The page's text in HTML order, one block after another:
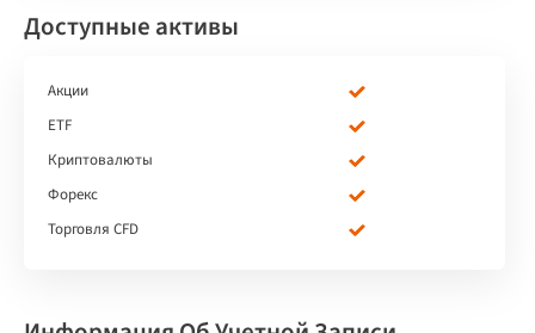
Доступные активы
Акции
ETF
Криптовалюты
Форекс
Торговля CFD